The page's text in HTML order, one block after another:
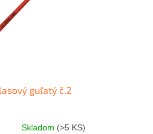
guľatý č.2
Skladom (>5 KS)